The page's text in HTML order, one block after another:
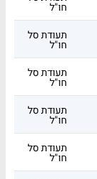
חו"ל
תעודת סל
חו"ל
תעודת סל
חו"ל
תעודת סל
חו"ל
תעודת סל
חו"ל